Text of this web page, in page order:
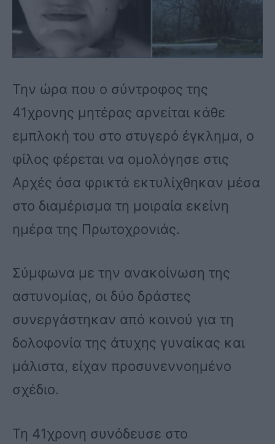
Την ώρα που ο σύντροφος της
41χρονης μητέρας αρνείται κάθε
εμπλοκή του στο στυγερό έγκλημα, ο
φίλος φέρεται να ομολόγησε στις
Αρχές όσα φρικτά εκτυλίχθηκαν μέσα
στο διαμέρισμα τη μοιραία εκείνη
ημέρα της Πρωτοχρονιάς.
Σύμφωνα με την ανακοίνωση της
αστυνομίας, οι δύο δράστες
συνεργάστηκαν από κοινού για τη
δολοφονία της άτυχης γυναίκας και
μάλιστα, είχαν προσυνεννοημένο
σχέδιο.
Τη 41χρονη συνόδευσε στο